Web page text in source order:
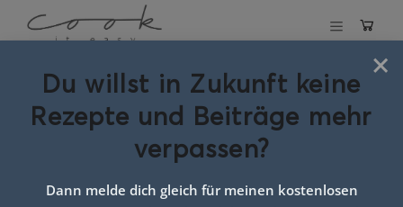
Schlagwort:
Rezepte für den
Sommer
×
Du willst in Zukunft keine
Rezepte und Beiträge mehr
verpassen?
Dann melde dich gleich für meinen kostenlosen